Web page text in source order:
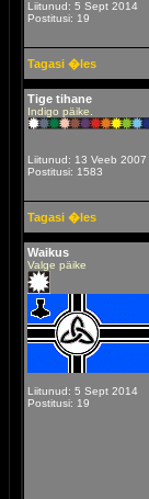
Liitunud: 5 Sept 2014
Postitusi: 19
Tagasi �les
Tige tihane
Indigo päike.
Liitunud: 13 Veeb 2007
Postitusi: 1583
Tagasi �les
Waikus
Valge päike
Liitunud: 5 Sept 2014
Postitusi: 19